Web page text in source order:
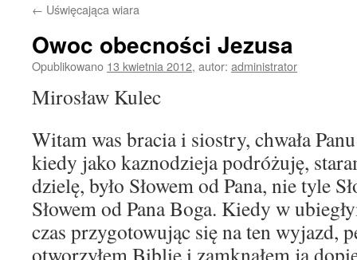
treści
← Uświęcająca wiara
Owoc obecności Jezusa
Opublikowano 13 kwietnia 2012, autor: administrator
Mirosław Kulec
Witam was bracia i siostry, chwała
kiedy jako kaznodzieja podróżuję,
dzielę, było Słowem od Pana, nie tyle
Słowem od Pana Boga. Kiedy w
czas przygotowując się na ten wyjazd,
otworzyłem Biblię i zamknąłem ją